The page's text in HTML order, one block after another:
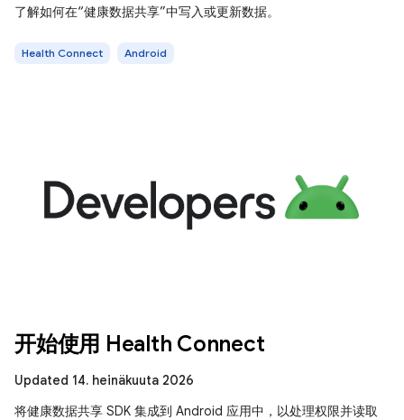
了解如何在“健康数据共享”中写入或更新数据。
Health Connect Android
开始使用 Health Connect
Updated 14. heinäkuuta 2026
将健康数据共享 SDK 集成到 Android 应用中，以处理权限并读取